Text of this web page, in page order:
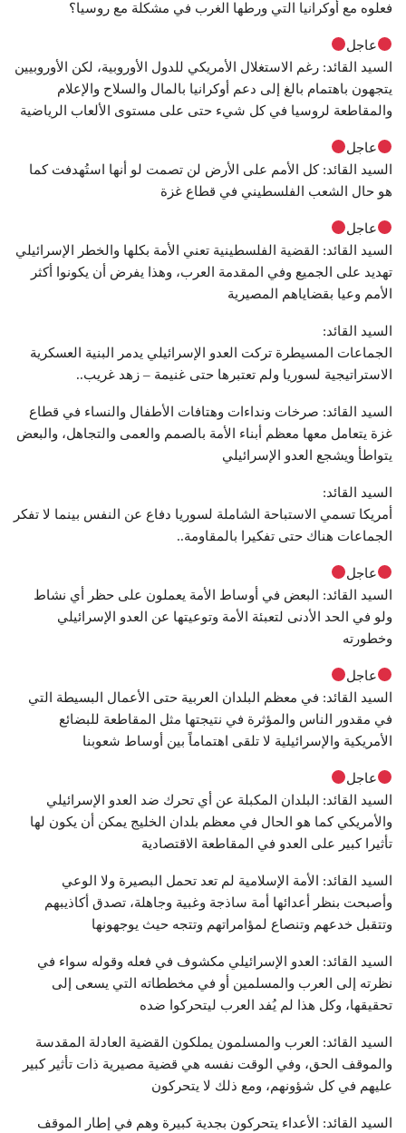
فعلوه مع أوكرانيا التي ورطها الغرب في مشكلة مع روسيا؟
عاجل
السيد القائد: رغم الاستغلال الأمريكي للدول الأوروبية، لكن الأوروبيين
يتجهون باهتمام بالغ إلى دعم أوكرانيا بالمال والسلاح والإعلام
والمقاطعة لروسيا في كل شيء حتى على مستوى الألعاب الرياضية
عاجل
السيد القائد: كل الأمم على الأرض لن تصمت لو أنها استُهدفت كما
هو حال الشعب الفلسطيني في قطاع غزة
عاجل
السيد القائد: القضية الفلسطينية تعني الأمة بكلها والخطر الإسرائيلي
تهديد على الجميع وفي المقدمة العرب، وهذا يفرض أن يكونوا أكثر
الأمم وعيا بقضاياهم المصيرية
السيد القائد:
الجماعات المسيطرة تركت العدو الإسرائيلي يدمر البنية العسكرية
الاستراتيجية لسوريا ولم تعتبرها حتى غنيمة – زهد غريب..
السيد القائد: صرخات ونداءات وهتافات الأطفال والنساء في قطاع
غزة يتعامل معها معظم أبناء الأمة بالصمم والعمى والتجاهل، والبعض
يتواطأ ويشجع العدو الإسرائيلي
السيد القائد:
أمريكا تسمي الاستباحة الشاملة لسوريا دفاع عن النفس بينما لا تفكر
الجماعات هناك حتى تفكيرا بالمقاومة..
عاجل
السيد القائد: البعض في أوساط الأمة يعملون على حظر أي نشاط
ولو في الحد الأدنى لتعبئة الأمة وتوعيتها عن العدو الإسرائيلي
وخطورته
عاجل
السيد القائد: في معظم البلدان العربية حتى الأعمال البسيطة التي
في مقدور الناس والمؤثرة في نتيجتها مثل المقاطعة للبضائع
الأمريكية والإسرائيلية لا تلقى اهتماماً بين أوساط شعوبنا
عاجل
السيد القائد: البلدان المكبلة عن أي تحرك ضد العدو الإسرائيلي
والأمريكي كما هو الحال في معظم بلدان الخليج يمكن أن يكون لها
تأثيرا كبير على العدو في المقاطعة الاقتصادية
السيد القائد: الأمة الإسلامية لم تعد تحمل البصيرة ولا الوعي
وأصبحت بنظر أعدائها أمة ساذجة وغبية وجاهلة، تصدق أكاذيبهم
وتتقبل خدعهم وتنصاع لمؤامراتهم وتتجه حيث يوجهونها
السيد القائد: العدو الإسرائيلي مكشوف في فعله وقوله سواء في
نظرته إلى العرب والمسلمين أو في مخططاته التي يسعى إلى
تحقيقها، وكل هذا لم يُفد العرب ليتحركوا ضده
السيد القائد: العرب والمسلمون يملكون القضية العادلة المقدسة
والموقف الحق، وفي الوقت نفسه هي قضية مصيرية ذات تأثير كبير
عليهم في كل شؤونهم، ومع ذلك لا يتحركون
السيد القائد: الأعداء يتحركون بجدية كبيرة وهم في إطار الموقف